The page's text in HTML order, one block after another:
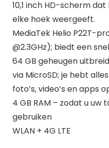
10,1 inch HD-scherm
elke hoek weergeeft.
MediaTek Helio P22T-
@2.3GHz); biedt een
64 GB geheugen
via MicroSD; je hebt
foto’s, video’s en apps
4 GB RAM – zodat u
gebruiken
WLAN + 4G LTE